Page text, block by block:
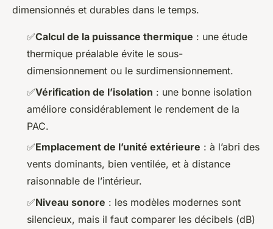
dimensionnés et durables dans le temps.
✅Calcul de la puissance thermique : une étude
thermique préalable évite le sous-
dimensionnement ou le surdimensionnement.
✅Vérification de l’isolation : une bonne isolation
améliore considérablement le rendement de la
PAC.
✅Emplacement de l’unité extérieure : à l’abri des
vents dominants, bien ventilée, et à distance
raisonnable de l’intérieur.
✅Niveau sonore : les modèles modernes sont
silencieux, mais il faut comparer les décibels (dB)